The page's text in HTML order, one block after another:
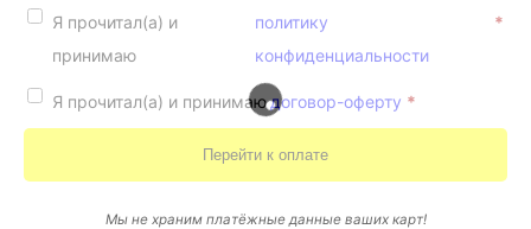
Я прочитал(а) и
принимаю
политику
конфиденциальности
*
Я прочитал(а) и принимаюдоговор-оферту *
Перейти к оплате
Мы не храним платёжные данные ваших карт!